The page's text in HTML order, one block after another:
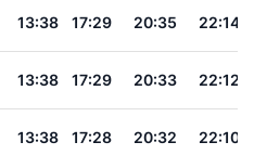
13:38 17:29 20:35 22:14
13:38 17:29 20:33 22:12
13:38 17:28 20:32 22:10